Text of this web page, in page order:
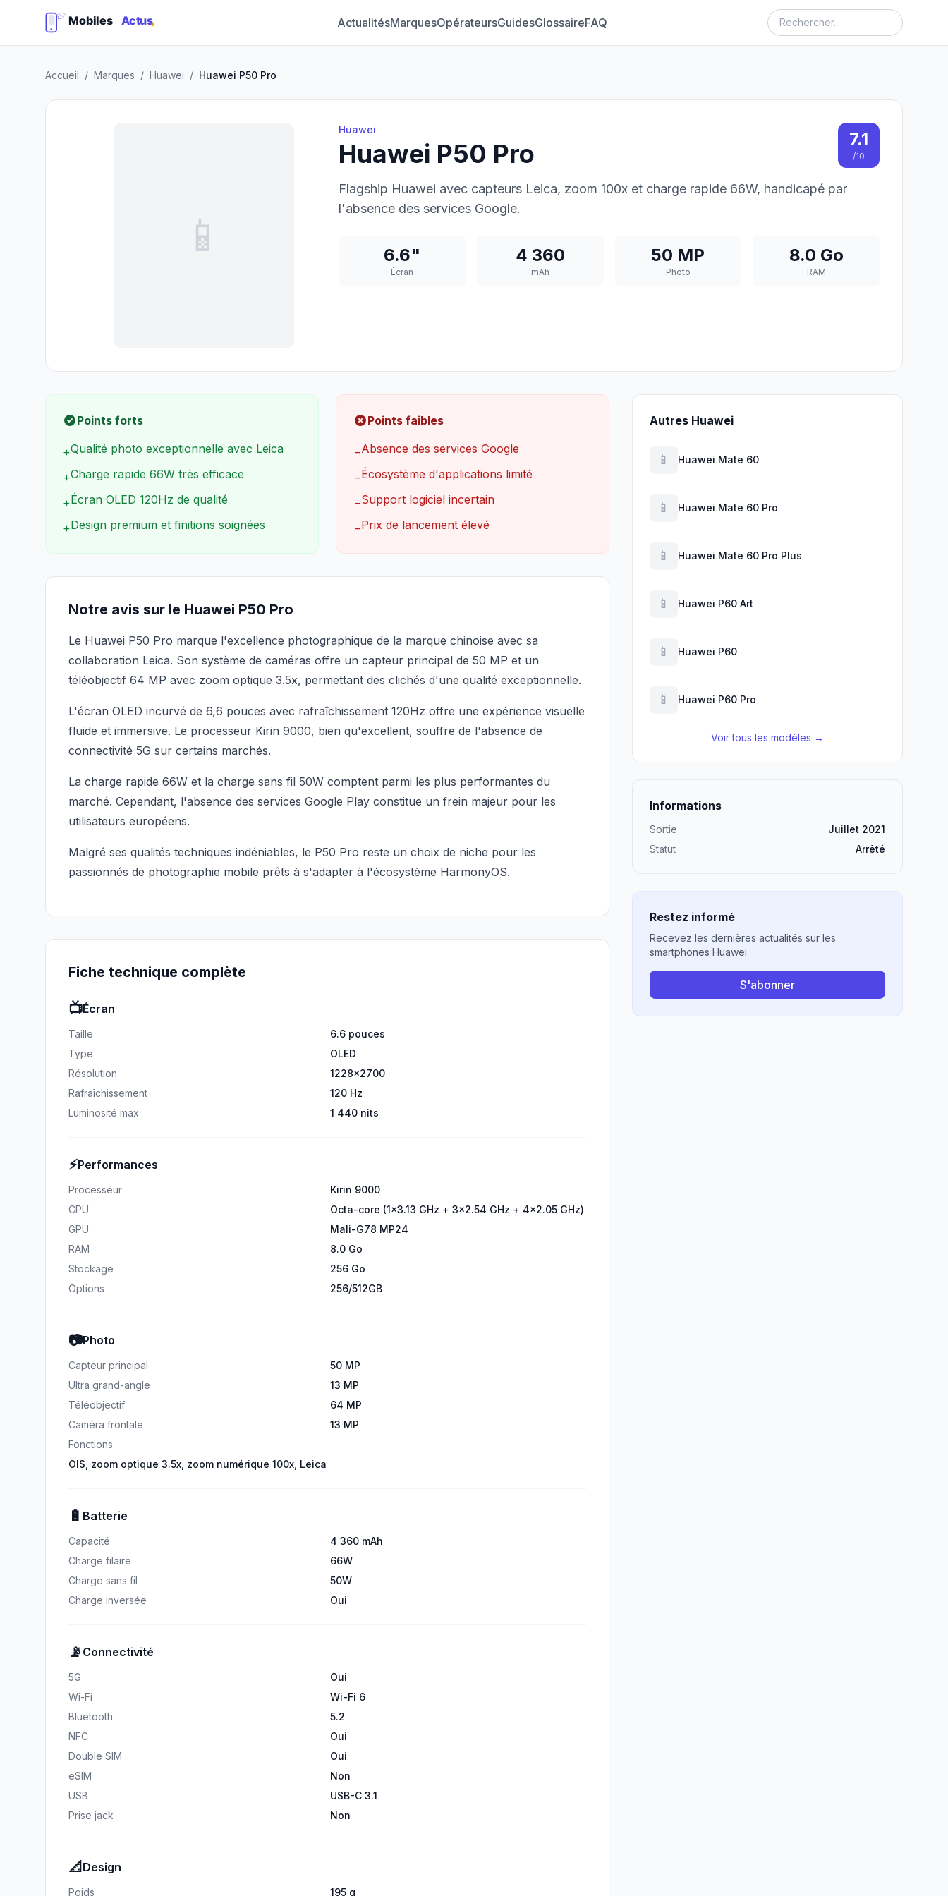
ActualitésMarquesOpérateursGuidesGlossaireFAQ
Accueil / Marques / Huawei / Huawei P50 Pro
📱
Huawei
Huawei P50 Pro 7.1
/10
Flagship Huawei avec capteurs Leica, zoom 100x et charge rapide 66W, handicapé par
l'absence des services Google.
6.6"
Écran
4 360
mAh
50 MP
Photo
8.0 Go
RAM
Points forts
+Qualité photo exceptionnelle avec Leica
+Charge rapide 66W très efficace
+Écran OLED 120Hz de qualité
+Design premium et finitions soignées
Points faibles
−Absence des services Google
−Écosystème d'applications limité
−Support logiciel incertain
−Prix de lancement élevé
Notre avis sur le Huawei P50 Pro
Le Huawei P50 Pro marque l'excellence photographique de la marque chinoise avec sa
collaboration Leica. Son système de caméras offre un capteur principal de 50 MP et un
téléobjectif 64 MP avec zoom optique 3.5x, permettant des clichés d'une qualité exceptionnelle.
L'écran OLED incurvé de 6,6 pouces avec rafraîchissement 120Hz offre une expérience visuelle
fluide et immersive. Le processeur Kirin 9000, bien qu'excellent, souffre de l'absence de
connectivité 5G sur certains marchés.
La charge rapide 66W et la charge sans fil 50W comptent parmi les plus performantes du
marché. Cependant, l'absence des services Google Play constitue un frein majeur pour les
utilisateurs européens.
Malgré ses qualités techniques indéniables, le P50 Pro reste un choix de niche pour les
passionnés de photographie mobile prêts à s'adapter à l'écosystème HarmonyOS.
Fiche technique complète
📺Écran
Taille
6.6 pouces
Type
OLED
Résolution
1228x2700
Rafraîchissement
120 Hz
Luminosité max
1 440 nits
⚡Performances
Processeur
Kirin 9000
CPU
Octa-core (1x3.13 GHz + 3x2.54 GHz + 4x2.05 GHz)
GPU
Mali-G78 MP24
RAM
8.0 Go
Stockage
256 Go
Options
256/512GB
📷Photo
Capteur principal
50 MP
Ultra grand-angle
13 MP
Téléobjectif
64 MP
Caméra frontale
13 MP
Fonctions
OIS, zoom optique 3.5x, zoom numérique 100x, Leica
🔋 Batterie
Capacité
4 360 mAh
Charge filaire
66W
Charge sans fil
50W
Charge inversée
Oui
📡 Connectivité
5G
Oui
Wi-Fi
Wi-Fi 6
Bluetooth
5.2
NFC
Oui
Double SIM
Oui
eSIM
Non
USB
USB-C 3.1
Prise jack
Non
📐 Design
Poids
195 g
Autres Huawei
📱 Huawei Mate 60
📱 Huawei Mate 60 Pro
📱 Huawei Mate 60 Pro Plus
📱 Huawei P60 Art
📱 Huawei P60
📱 Huawei P60 Pro
Voir tous les modèles →
Informations
Sortie
Juillet 2021
Statut
Arrêté
Restez informé
Recevez les dernières actualités sur les
smartphones Huawei.
S'abonner